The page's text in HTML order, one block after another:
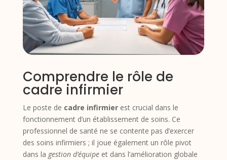
Comprendre le rôle de
cadre infirmier
Le poste de cadre infirmierest crucial dans le
fonctionnement d’un établissement de soins. Ce
professionnel de santé ne se contente pas d’exercer
des soins infirmiers ; il joue également un rôle pivot
dans la gestion d’équipeet dans l’amélioration globale